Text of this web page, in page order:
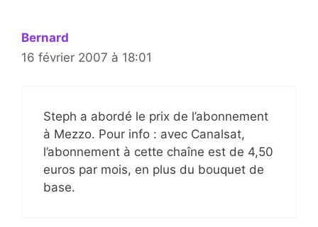
Bernard
16 février 2007 à 18:01
Steph a abordé le prix de l’abonnement
à Mezzo. Pour info : avec Canalsat,
l’abonnement à cette chaîne est de 4,50
euros par mois, en plus du bouquet de
base.